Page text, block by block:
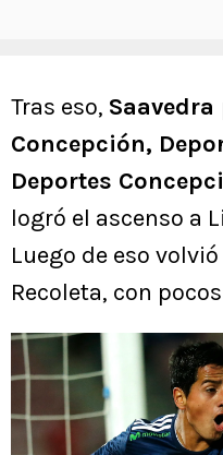
Tras eso,
Concepción,
Deportes
logró el ascenso a
Luego de eso
Recoleta, con